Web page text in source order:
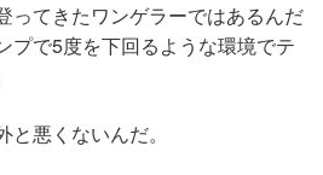
ってきたワンゲラーではあるんだ
プで5度を下回るような環境でテ
悪くないんだ。